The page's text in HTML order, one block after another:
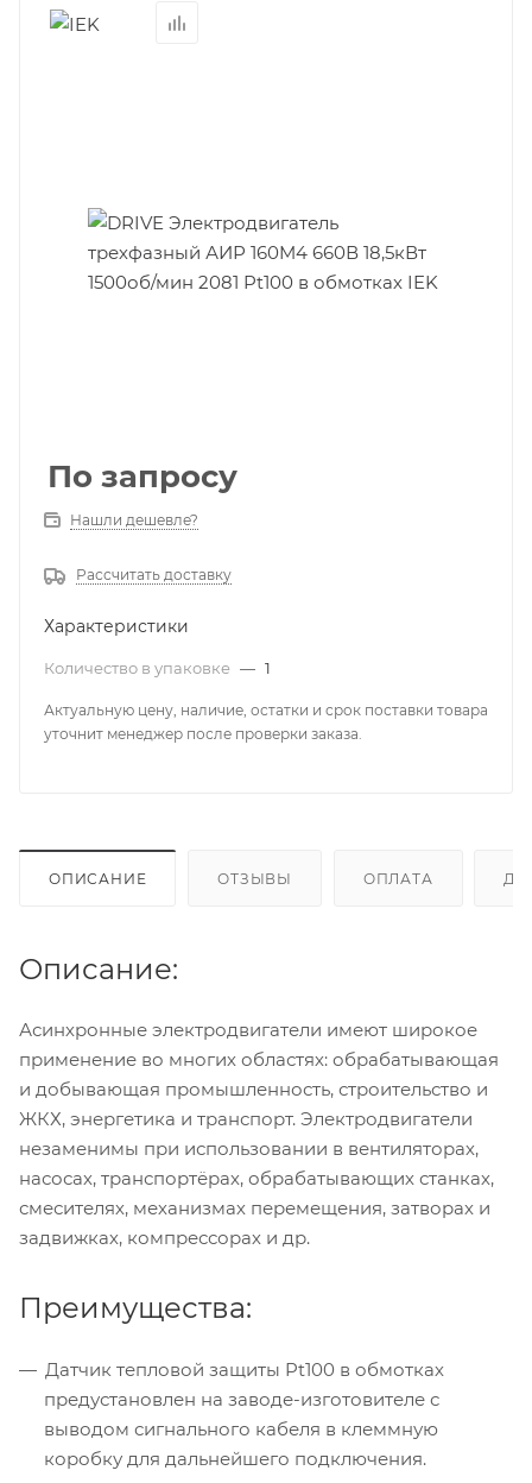
По запросу
Нашли дешевле?
Рассчитать доставку
Характеристики
Количество в упаковке — 1
Актуальную цену, наличие, остатки и срок поставки товара
уточнит менеджер после проверки заказа.
ОПИСАНИЕ ОТЗЫВЫ ОПЛАТА
Описание:
Асинхронные электродвигатели имеют широкое
применение во многих областях: обрабатывающая
и добывающая промышленность, строительство и
ЖКХ, энергетика и транспорт. Электродвигатели
незаменимы при использовании в вентиляторах,
насосах, транспортёрах, обрабатывающих станках,
смесителях, механизмах перемещения, затворах и
задвижках, компрессорах и др.
Преимущества:
Датчик тепловой защиты Pt100 в обмотках
предустановлен на заводе-изготовителе с
выводом сигнального кабеля в клеммную
коробку для дальнейшего подключения.